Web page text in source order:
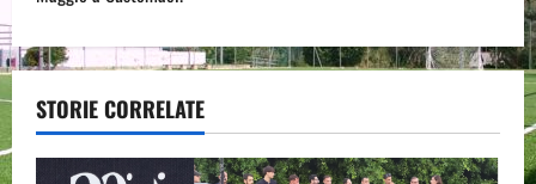
a
v
i
STORIE CORRELATE